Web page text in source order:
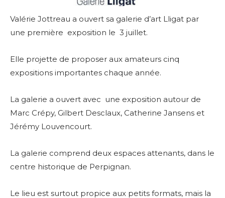
Valérie Jottreau a ouvert sa galerie d’art Lligat par
une première exposition le 3 juillet.
Elle projette de proposer aux amateurs cinq
expositions importantes chaque année.
La galerie a ouvert avec une exposition autour de
Marc Crépy, Gilbert Desclaux, Catherine Jansens et
Jérémy Louvencourt.
La galerie comprend deux espaces attenants, dans le
centre historique de Perpignan.
Le lieu est surtout propice aux petits formats, mais la